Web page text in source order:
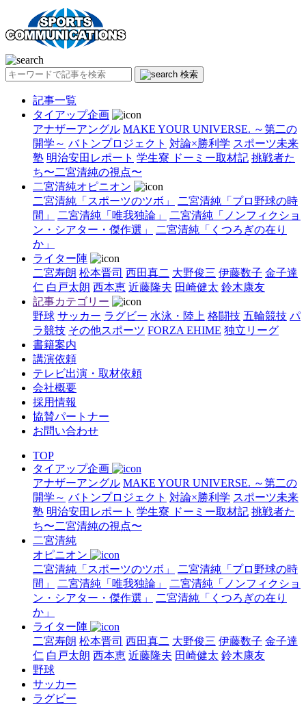
検索
記事一覧
タイアップ企画
アナザーアングル MAKE YOUR UNIVERSE. ～第二の
開学～ バトンプロジェクト 対論×勝利学 スポーツ未来
塾 明治安田レポート 学生寮 ドーミー取材記 挑戦者た
ち〜二宮清純の視点〜
二宮清純オピニオン
二宮清純「スポーツのツボ」
二宮清純「プロ野球の時
間」
二宮清純「唯我独論」
二宮清純「ノンフィクショ
ン・シアター・傑作選」
二宮清純「くつろぎの在り
か」
ライター陣
二宮寿朗 松本晋司 西田真二 大野俊三 伊藤数子 金子達
仁 白戸太朗 西本恵 近藤隆夫 田崎健太 鈴木康友
記事カテゴリー
野球 サッカー ラグビー 水泳・陸上 格闘技 五輪競技 パ
ラ競技 その他スポーツ FORZA EHIME 独立リーグ
書籍案内
講演依頼
テレビ出演・取材依頼
会社概要
採用情報
協賛パートナー
お問い合わせ
TOP
タイアップ企画
アナザーアングル MAKE YOUR UNIVERSE. ～第二の
開学～ バトンプロジェクト 対論×勝利学 スポーツ未来
塾 明治安田レポート 学生寮 ドーミー取材記 挑戦者た
ち〜二宮清純の視点〜
二宮清純
オピニオン
二宮清純「スポーツのツボ」
二宮清純「プロ野球の時
間」
二宮清純「唯我独論」
二宮清純「ノンフィクショ
ン・シアター・傑作選」
二宮清純「くつろぎの在り
か」
ライター陣
二宮寿朗 松本晋司 西田真二 大野俊三 伊藤数子 金子達
仁 白戸太朗 西本恵 近藤隆夫 田崎健太 鈴木康友
野球
サッカー
ラグビー